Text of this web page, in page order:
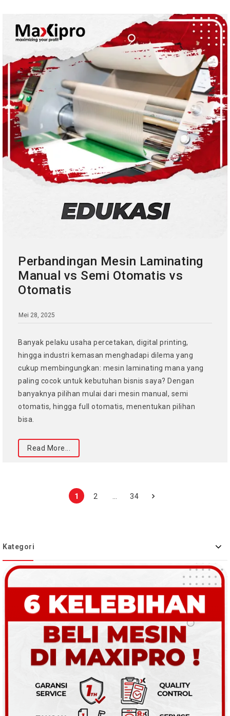
Perbandingan Mesin Laminating
Manual vs Semi Otomatis vs
Otomatis
Mei 28, 2025
Banyak pelaku usaha percetakan, digital printing,
hingga industri kemasan menghadapi dilema yang
cukup membingungkan: mesin laminating mana yang
paling cocok untuk kebutuhan bisnis saya? Dengan
banyaknya pilihan mulai dari mesin manual, semi
otomatis, hingga full otomatis, menentukan pilihan
bisa.
Read More...
1 2 34
Kategori